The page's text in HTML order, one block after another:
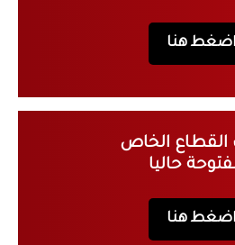
اضغط هنا
القطاع الخاص
حاليا
اضغط هنا